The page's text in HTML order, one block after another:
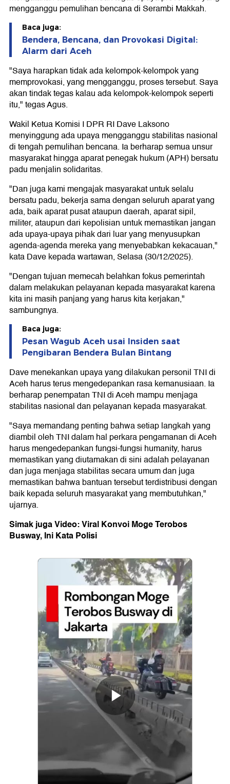
mengganggu pemulihan bencana di Serambi Makkah.
Baca juga:
Bendera, Bencana, dan Provokasi Digital:
Alarm dari Aceh
"Saya harapkan tidak ada kelompok-kelompok yang
memprovokasi, yang mengganggu, proses tersebut. Saya
akan tindak tegas kalau ada kelompok-kelompok seperti
itu," tegas Agus.
Wakil Ketua Komisi I DPR RI Dave Laksono
menyinggung ada upaya mengganggu stabilitas nasional
di tengah pemulihan bencana. Ia berharap semua unsur
masyarakat hingga aparat penegak hukum (APH) bersatu
padu menjalin solidaritas.
"Dan juga kami mengajak masyarakat untuk selalu
bersatu padu, bekerja sama dengan seluruh aparat yang
ada, baik aparat pusat ataupun daerah, aparat sipil,
militer, ataupun dari kepolisian untuk memastikan jangan
ada upaya-upaya pihak dari luar yang menyusupkan
agenda-agenda mereka yang menyebabkan kekacauan,"
kata Dave kepada wartawan, Selasa (30/12/2025).
"Dengan tujuan memecah belahkan fokus pemerintah
dalam melakukan pelayanan kepada masyarakat karena
kita ini masih panjang yang harus kita kerjakan,"
sambungnya.
Baca juga:
Pesan Wagub Aceh usai Insiden saat
Pengibaran Bendera Bulan Bintang
Dave menekankan upaya yang dilakukan personil TNI di
Aceh harus terus mengedepankan rasa kemanusiaan. Ia
berharap penempatan TNI di Aceh mampu menjaga
stabilitas nasional dan pelayanan kepada masyarakat.
"Saya memandang penting bahwa setiap langkah yang
diambil oleh TNI dalam hal perkara pengamanan di Aceh
harus mengedepankan fungsi-fungsi humanity, harus
memastikan yang diutamakan di sini adalah pelayanan
dan juga menjaga stabilitas secara umum dan juga
memastikan bahwa bantuan tersebut terdistribusi dengan
baik kepada seluruh masyarakat yang membutuhkan,"
ujarnya.
Simak juga Video: Viral Konvoi Moge Terobos
Busway, Ini Kata Polisi